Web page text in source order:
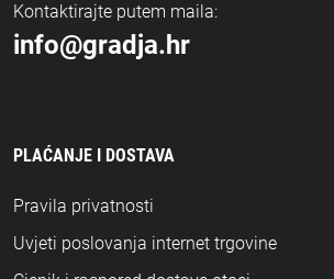
Kontaktirajte putem maila:
info@gradja.hr
PLAĆANJE I DOSTAVA
Pravila privatnosti
Uvjeti poslovanja internet trgovine